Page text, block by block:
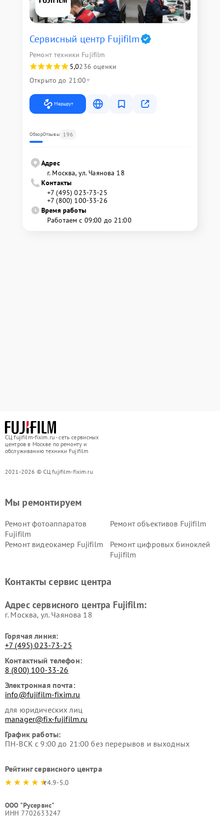
Сервисный центр Fujifilm
Ремонт техники Fujifilm
5,0236 оценки
Открыто до 21:00
Маршрут
ОбзорОтзывы 196
Адрес
г. Москва, ул. Чаянова 18
Контакты
+7 (495) 023-73-25
+7 (800) 100-33-26
Время работы
Работаем с 09:00 до 21:00
СЦ fujifilm-fixim.ru - сеть сервисных
центров в Москве по ремонту и
обслуживанию техники Fujifilm
2021-2026 © СЦ fujifilm-fixim.ru
Мы ремонтируем
Ремонт фотоаппаратов
Fujifilm
Ремонт объективов Fujifilm
Ремонт видеокамер Fujifilm
Ремонт цифровых биноклей
Fujifilm
Контакты сервис центра
Адрес сервисного центра Fujifilm:
г. Москва, ул. Чаянова 18
Горячая линия:
+7 (495) 023-73-25
Контактный телефон:
8 (800) 100-33-26
Электронная почта:
info@fujifilm-fixim.ru
для юридических лиц
manager@fix-fujifilm.ru
График работы:
ПН-ВСК с 9:00 до 21:00 без перерывов и выходных
Рейтинг сервисного центра
4.9-5.0
ООО "Русервис"
ИНН 7702633247